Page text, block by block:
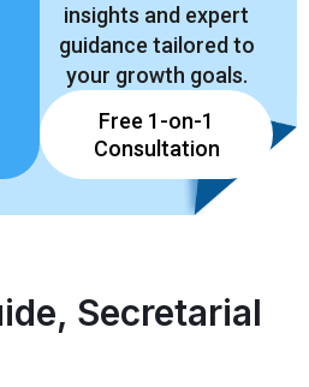
insights and expert
guidance tailored to
your growth goals.
Free 1-on-1
Consultation
, Secretarial